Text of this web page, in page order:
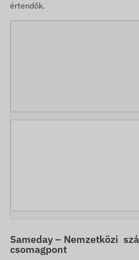
értendők.
Sameday – Nemzetközi
csomagpont